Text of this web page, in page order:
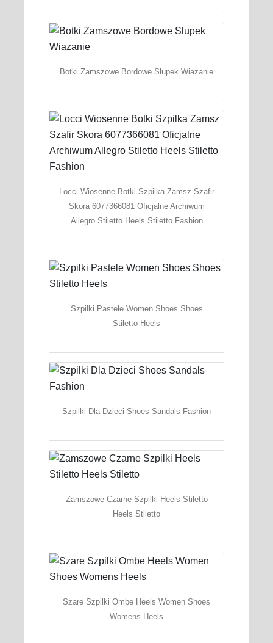
Botki Zamszowe Bordowe Slupek Wiazanie
Locci Wiosenne Botki Szpilka Zamsz Szafir
Skora 6077366081 Oficjalne Archiwum
Allegro Stiletto Heels Stiletto Fashion
Szpilki Pastele Women Shoes Shoes
Stiletto Heels
Szpilki Dla Dzieci Shoes Sandals Fashion
Zamszowe Czarne Szpilki Heels Stiletto
Heels Stiletto
Szare Szpilki Ombe Heels Women Shoes
Womens Heels